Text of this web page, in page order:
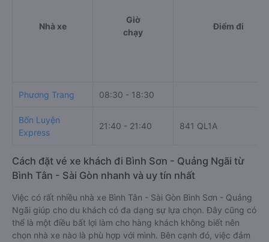
Nhà xe
Giờ
chạy
Điểm đi
Phương Trang 08:30 - 18:30
Bốn Luyện
Express
21:40 - 21:40 841 QL1A
Cách đặt vé xe khách đi Bình Sơn - Quảng Ngãi từ
Bình Tân - Sài Gòn nhanh và uy tín nhất
Việc có rất nhiều nhà xe Bình Tân - Sài Gòn Bình Sơn - Quảng
Ngãi giúp cho du khách có đa dạng sự lựa chọn. Đây cũng có
thể là một điều bất lợi làm cho hàng khách không biết nên
chọn nhà xe nào là phù hợp với mình. Bên cạnh đó, việc đảm